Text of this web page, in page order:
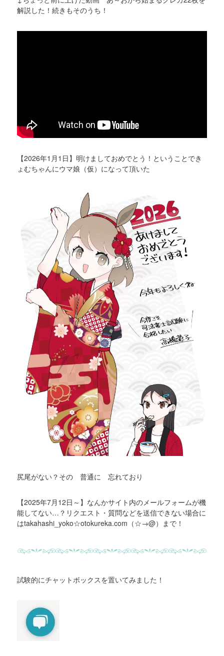
解説した！続きもそのうち！
【2026年1月1日】明けましておめでとう！ということでき
ょむちゃんにウマ娘（仮）になって頂いた
尻尾がない？その 普通に 忘れており
【2025年7月12日～】なんかサイト内のメールフォームが機
能してない…？リクエスト・質問などを送信できない場合に
はtakahashi_yoko☆otokureka.com（☆→@）まで！
試験的にチャットボックスを置いてみました！